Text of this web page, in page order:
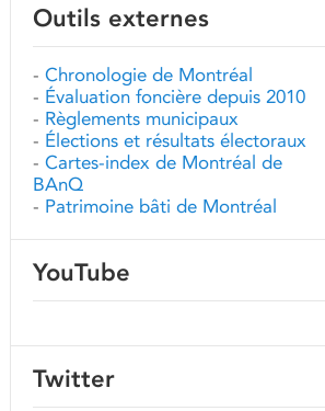
Outils externes
- Chronologie de Montréal
- Évaluation foncière depuis 2010
- Règlements municipaux
- Élections et résultats électoraux
- Cartes-index de Montréal de
BAnQ
- Patrimoine bâti de Montréal
YouTube
Twitter